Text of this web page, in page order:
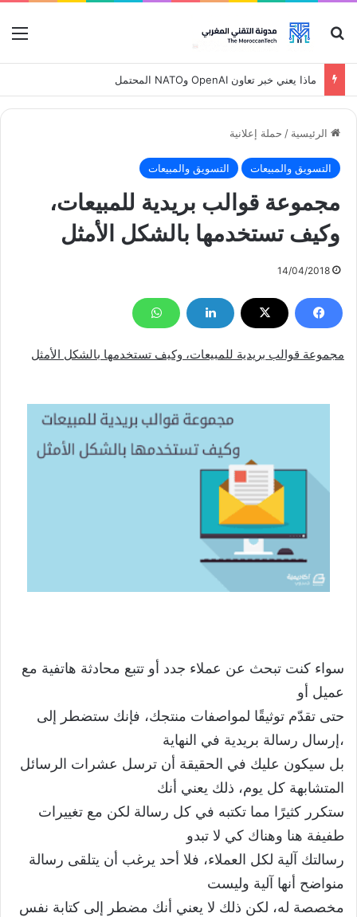
بحث عن
ماذا يعني خبر تعاون OpenAI وNATO المحتمل
الرئيسية / حملة إعلانية
التسويق والمبيعات التسويق والمبيعات
مجموعة قوالب بريدية للمبيعات،
وكيف تستخدمها بالشكل اﻷمثل
14/04/2018
مجموعة قوالب بريدية للمبيعات، وكيف تستخدمها بالشكل اﻷمثل
سواء كنت تبحث عن عملاء جدد أو تتبع محادثة هاتفية مع
عميل أو
حتى تقدّم توثيقًا لمواصفات منتجك، فإنك ستضطر إلى
إرسال رسالة بريدية في النهاية،
بل سيكون عليك في الحقيقة أن ترسل عشرات الرسائل
المتشابهة كل يوم، ذلك يعني أنك
ستكرر كثيرًا مما تكتبه في كل رسالة لكن مع تغييرات
طفيفة هنا وهناك كي ﻻ تبدو
رسالتك آلية لكل العملاء، فلا أحد يرغب أن يتلقى رسالة
منواضح أنها آلية وليست
مخصصة له، لكن ذلك لا يعني أنك مضطر إلى كتابة نفس